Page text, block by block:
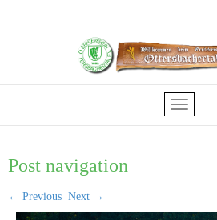
Post navigation
← Previous Next →